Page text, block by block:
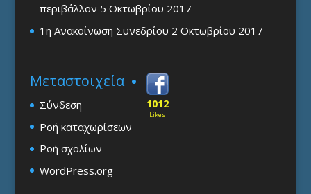
περιβάλλον 5 Οκτωβρίου 2017
1η Ανακοίνωση Συνεδρίου 2 Οκτωβρίου 2017
Μεταστοιχεία
Σύνδεση
Ροή καταχωρίσεων
Ροή σχολίων
WordPress.org
1012
Likes